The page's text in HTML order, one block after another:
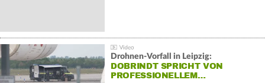
Drohnen-Vorfall in Leipzig:
DOBRINDT SPRICHT VON
PROFESSIONELLEM…